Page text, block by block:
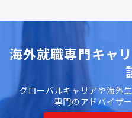
海外就職専門キャ
グローバルキャリアや海外
専門のアドバイザ